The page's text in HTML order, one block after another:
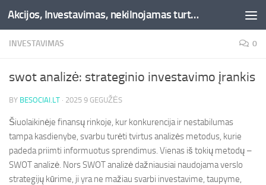
Skip to content Akcijos, Investavimas, nekilnojamas turtas, kriptovaliutos - Besociai.lt
INVESTAVIMAS 0
swot analizė: strateginio investavimo įrankis
BY BESOCIAI.LT · 2025 9 GEGUŽĖS
Šiuolaikinėje finansų rinkoje, kur konkurencija ir nestabilumas
tampa kasdienybe, svarbu turėti tvirtus analizės metodus, kurie
padeda priimti informuotus sprendimus. Vienas iš tokių metodų –
SWOT analizė. Nors SWOT analizė dažniausiai naudojama verslo
strategijų kūrime, ji yra ne mažiau svarbi investavime, taupyme,